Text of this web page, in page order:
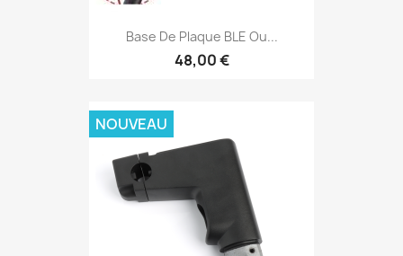
Base De Plaque BLE Ou...
48,00 €
NOUVEAU